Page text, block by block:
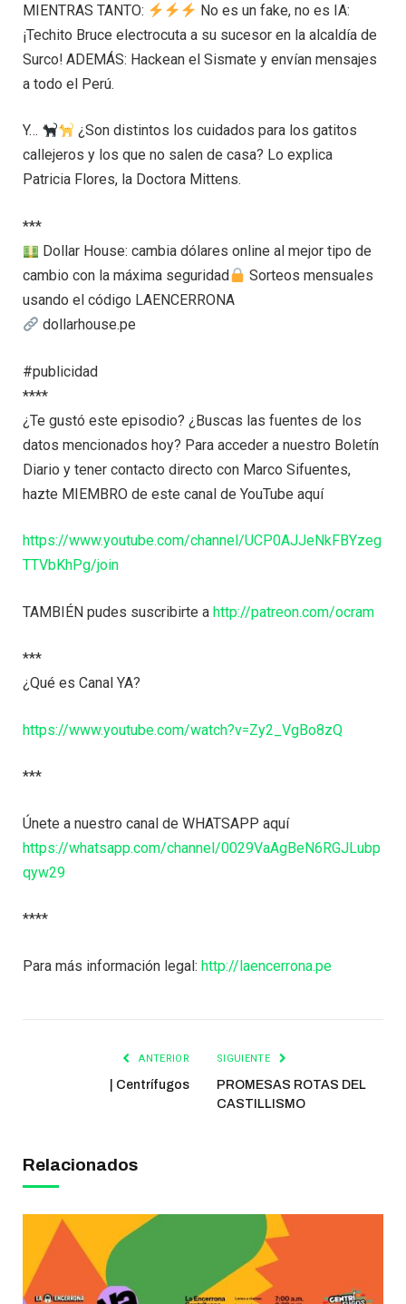
MIENTRAS TANTO:
No es un fake, no es IA:
¡Techito Bruce electrocuta a su sucesor en la alcaldía de
Surco! ADEMÁS: Hackean el Sismate y envían mensajes
a todo el Perú.
Y…
¿Son distintos los cuidados para los gatitos
callejeros y los que no salen de casa? Lo explica
Patricia Flores, la Doctora Mittens.
***
Dollar House: cambia dólares online al mejor tipo de
cambio con la máxima seguridad
Sorteos mensuales
usando el código LAENCERRONA
dollarhouse.pe
#publicidad
****
¿Te gustó este episodio? ¿Buscas las fuentes de los
datos mencionados hoy? Para acceder a nuestro Boletín
Diario y tener contacto directo con Marco Sifuentes,
hazte MIEMBRO de este canal de YouTube aquí
https://www.youtube.com/channel/UCP0AJJeNkFBYzeg
TTVbKhPg/join
TAMBIÉN pudes suscribirte a http://patreon.com/ocram
***
¿Qué es Canal YA?
https://www.youtube.com/watch?v=Zy2_VgBo8zQ
***
Únete a nuestro canal de WHATSAPP aquí
https://whatsapp.com/channel/0029VaAgBeN6RGJLubp
qyw29
****
Para más información legal: http://laencerrona.pe
ANTERIOR
| Centrífugos
SIGUIENTE
PROMESAS ROTAS DEL
CASTILLISMO
Relacionados